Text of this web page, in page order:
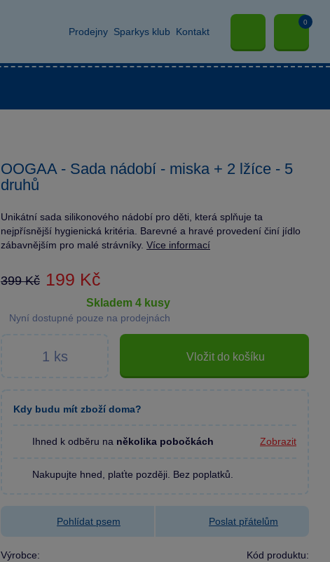
Prodejny Sparkys klub Kontakt
0
OOGAA - Sada nádobí - miska + 2 lžíce - 5
druhů
Unikátní sada silikonového nádobí pro děti, která splňuje ta
nejpřísnější hygienická kritéria. Barevné a hravé provedení činí jídlo
zábavnějším pro malé strávníky. Více informací
399 Kč 199 Kč
skladem 4 kusy
Nyní dostupné pouze na prodejnách
Vložit do košíku
Kdy budu mít zboží doma?
Ihned k odběru na několika pobočkách Zobrazit
Nakupujte hned, plaťte později. Bez poplatků.
Pohlídat psem Poslat přátelům
Výrobce:
Kód produktu: